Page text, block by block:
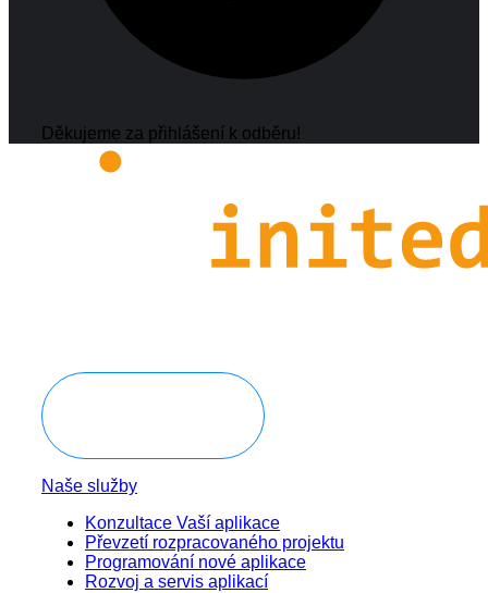
Děkujeme za přihlášení k odběru!
Naše služby
Konzultace Vaší aplikace
Převzetí rozpracovaného projektu
Programování nové aplikace
Rozvoj a servis aplikací